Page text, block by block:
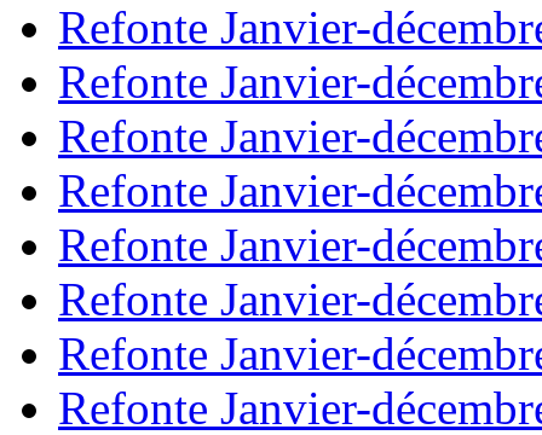
Refonte Janvier-
Refonte Janvier-
Refonte Janvier-
Refonte Janvier-
Refonte Janvier-
Refonte Janvier-
Refonte Janvier-
Refonte Janvier-